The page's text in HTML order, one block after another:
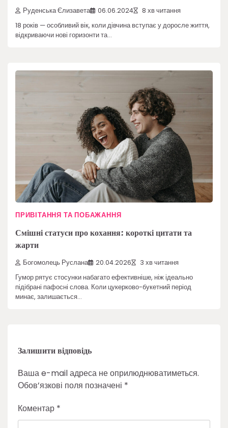
Руденська Єлизавета 06.06.2024 8 хв читання
18 років — особливий вік, коли дівчина вступає у доросле життя,
відкриваючи нові горизонти та…
ПРИВІТАННЯ ТА ПОБАЖАННЯ
Смішні статуси про кохання: короткі цитати та
жарти
Богомолець Руслана 20.04.2026 3 хв читання
Гумор рятує стосунки набагато ефективніше, ніж ідеально
підібрані пафосні слова. Коли цукерково-букетний період
минає, залишається…
Залишити відповідь
Ваша e-mail адреса не оприлюднюватиметься.
Обов’язкові поля позначені *
Коментар *